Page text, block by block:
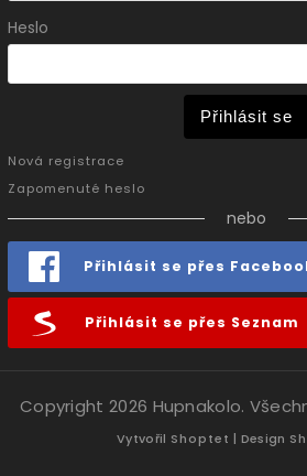
Heslo
Přihlásit se
Nová registrace
Zapomenuté heslo
nebo
Přihlásit se přes
Přihlásit se přes Seznam
Copyright 2026 Hupnakolo.
Vytvořil Shoptet | Design